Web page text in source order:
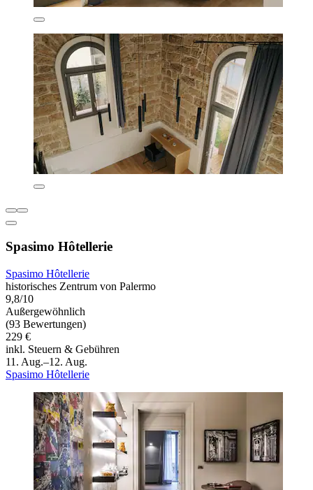
Spasimo Hôtellerie
Spasimo Hôtellerie
historisches Zentrum von Palermo
9,8/10
Außergewöhnlich
(93 Bewertungen)
229 €
inkl. Steuern & Gebühren
11. Aug.–12. Aug.
Spasimo Hôtellerie